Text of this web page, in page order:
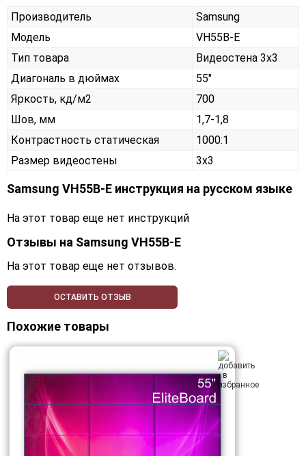
Производитель
Samsung
Модель
VH55B-E
Тип товара
Видеостена 3х3
Диагональ в дюймах
55"
Яркость, кд/м2
700
Шов, мм
1,7-1,8
Контрастность статическая
1000:1
Размер видеостены
3x3
Samsung VH55B-E инструкция на русском языке
На этот товар еще нет инструкций
Отзывы на Samsung VH55B-E
На этот товар еще нет отзывов.
ОСТАВИТЬ ОТЗЫВ
Похожие товары